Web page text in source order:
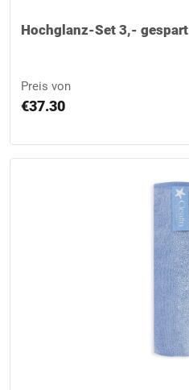
Hochglanz-Set 3,- gespart
Preis von
€37.30